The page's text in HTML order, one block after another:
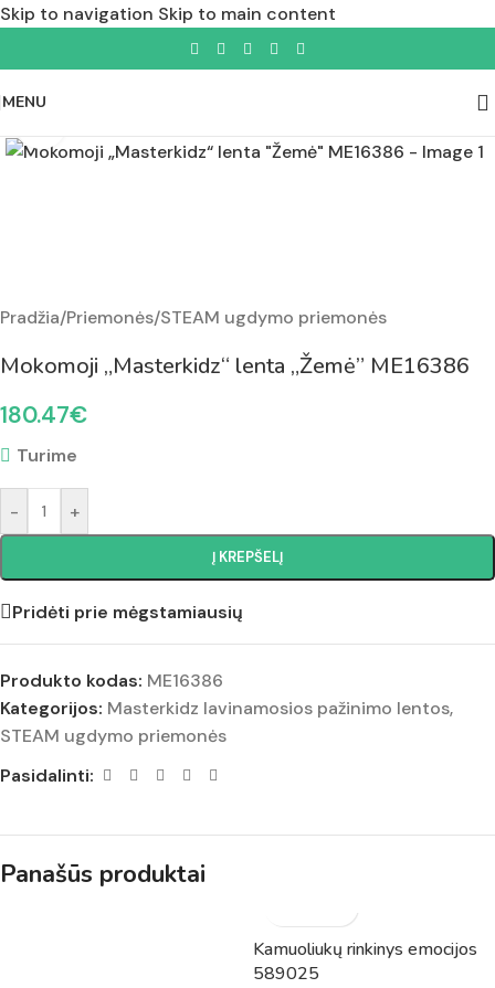
Skip to navigation Skip to main content
MENU
Pradžia/Priemonės/STEAM ugdymo priemonės
Mokomoji „Masterkidz“ lenta „Žemė” ME16386
180.47€
Turime
- +
Į KREPŠELĮ
Pridėti prie mėgstamiausių
Produkto kodas: ME16386
Kategorijos: Masterkidz lavinamosios pažinimo lentos,
STEAM ugdymo priemonės
Pasidalinti:
Panašūs produktai
Kamuoliukų rinkinys emocijos
589025